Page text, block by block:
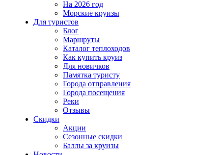
На 2026 год
Морские круизы
Для туристов
Блог
Маршруты
Каталог теплоходов
Как купить круиз
Для новичков
Памятка туристу
Города отправления
Города посещения
Реки
Отзывы
Скидки
Акции
Сезонные скидки
Баллы за круизы